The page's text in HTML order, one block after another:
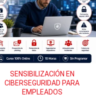
SENSIBILIZACIÓN EN
CIBERSEGURIDAD PARA
EMPLEADOS